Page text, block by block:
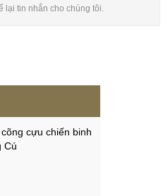
lại tin nhắn cho chúng tôi.
cựu chiến binh
Cú